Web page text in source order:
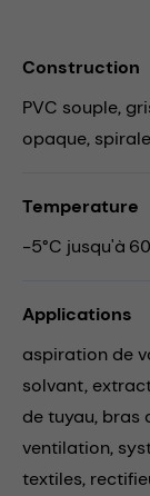
Construction
PVC souple,
opaque,
Temperature
-5°C jusqu'à
Applications
aspiration de
solvant,
de tuyau, bras
ventilation,
textiles,